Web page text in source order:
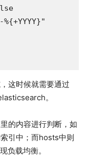
%{+YYYY}"
这时候就需要通过
。
的内容进行判断，如
引中；而hosts中则
负载均衡。